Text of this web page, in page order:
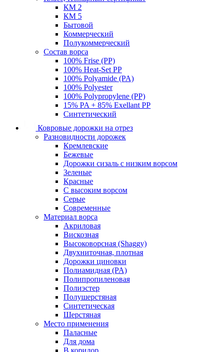
КМ 2
КМ 5
Бытовой
Коммерческий
Полукоммерческий
Состав ворса
100% Frise (PP)
100% Heat-Set PP
100% Polyamide (PA)
100% Polyester
100% Polypropylene (PP)
15% PA + 85% Exellant PP
Синтетический
Ковровые дорожки на отрез
Разновидности дорожек
Кремлевские
Бежевые
Дорожки сизаль с низким ворсом
Зеленые
Красные
С высоким ворсом
Серые
Современные
Материал ворса
Акриловая
Вискозная
Высоковорсная (Shaggy)
Двухниточная, плотная
Дорожки циновки
Полиамидная (PA)
Полипропиленовая
Полиэстер
Полушерстяная
Синтетическая
Шерстяная
Место применения
Паласные
Для дома
В коридор